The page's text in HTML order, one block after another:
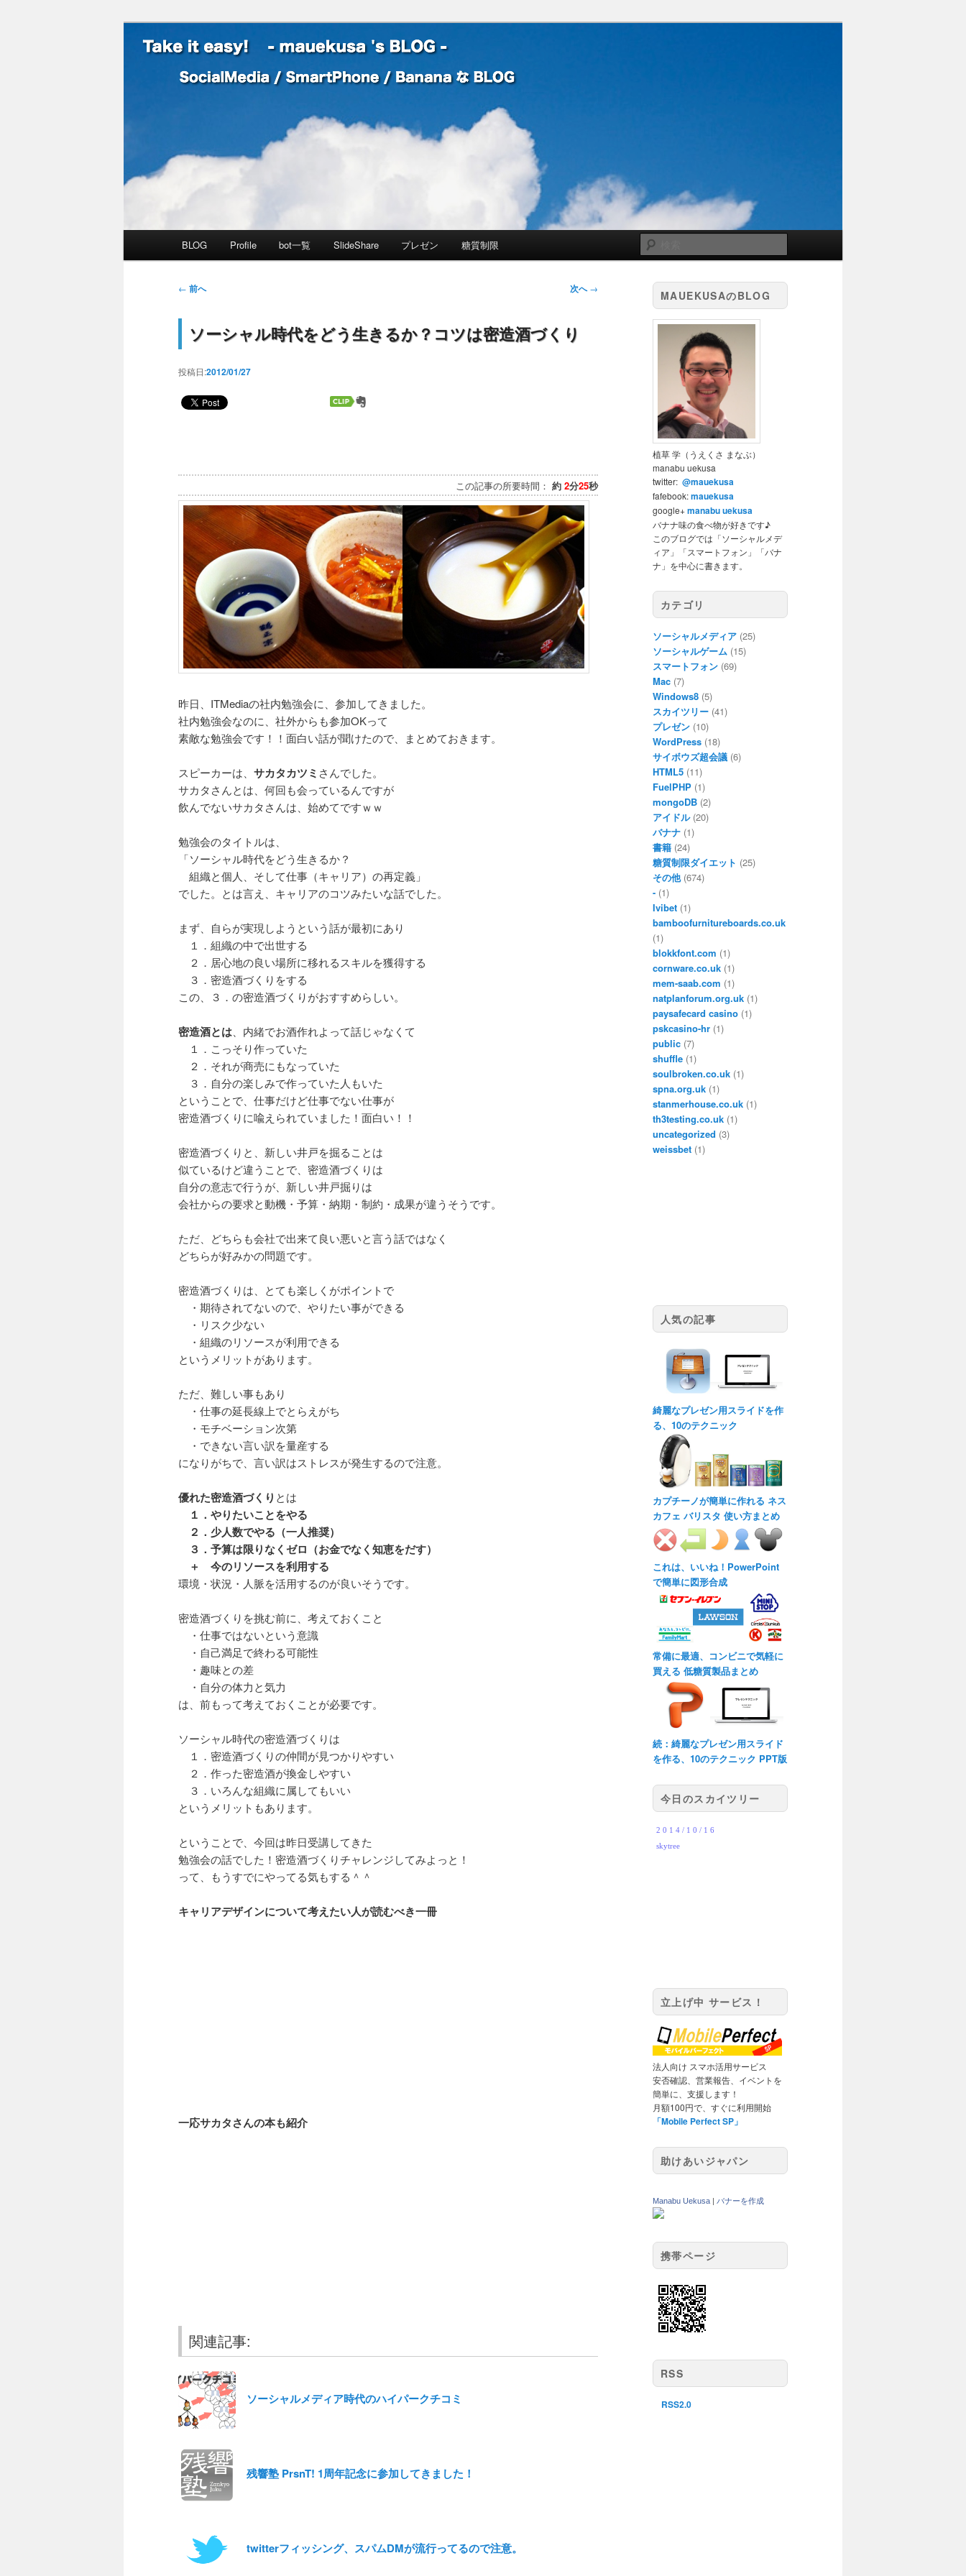
Take it easy! – mauekusa 's BLOG -
索
メインコンテンツへ移動
サブコンテンツへ移動
BLOG Profile bot一覧 SlideShare プレゼン 糖質制限
投稿ナビゲーション
← 前へ 次へ→
ソーシャル時代をどう生きるか？コツは密造酒づくり
投稿日:2012/01/27
この記事の所要時間： 約 2分25秒
昨日、ITMediaの社内勉強会に、参加してきました。
社内勉強会なのに、社外からも参加OKって
素敵な勉強会です！！面白い話が聞けたので、まとめておきます。
スピーカーは、 サカタカツミ さんでした。
サカタさんとは、何回も会っているんですが
飲んでないサカタさんは、始めてですｗｗ
勉強会のタイトルは、
「ソーシャル時代をどう生きるか？
組織と個人、そして仕事（キャリア）の再定義」
でした。とは言え、キャリアのコツみたいな話でした。
まず、自らが実現しようという話が最初にあり
１．組織の中で出世する
２．居心地の良い場所に移れるスキルを獲得する
３．密造酒づくりをする
この、３．の密造酒づくりがおすすめらしい。
密造酒とは、内緒でお酒作れよって話じゃなくて
１．こっそり作っていた
２．それが商売にもなっていた
３．自分の楽しみで作っていた人もいた
ということで、仕事だけど仕事でない仕事が
密造酒づくりに喩えられていました！面白い！！
密造酒づくりと、新しい井戸を掘ることは
似ているけど違うことで、密造酒づくりは
自分の意志で行うが、新しい井戸掘りは
会社からの要求と動機・予算・納期・制約・成果が違うそうです。
ただ、どちらも会社で出来て良い悪いと言う話ではなく
どちらが好みかの問題です。
密造酒づくりは、とても楽しくがポイントで
・期待されてないので、やりたい事ができる
・リスク少ない
・組織のリソースが利用できる
というメリットがあります。
ただ、難しい事もあり
・仕事の延長線上でとらえがち
・モチベーション次第
・できない言い訳を量産する
になりがちで、言い訳はストレスが発生するので注意。
優れた密造酒づくり とは
１．やりたいことをやる
２．少人数でやる（一人推奨）
３．予算は限りなくゼロ（お金でなく知恵をだす）
＋ 今のリソースを利用する
環境・状況・人脈を活用するのが良いそうです。
密造酒づくりを挑む前に、考えておくこと
・仕事ではないという意識
・自己満足で終わる可能性
・趣味との差
・自分の体力と気力
は、前もって考えておくことが必要です。
ソーシャル時代の密造酒づくりは
１．密造酒づくりの仲間が見つかりやすい
２．作った密造酒が換金しやすい
３．いろんな組織に属してもいい
というメリットもあります。
ということで、今回は昨日受講してきた
勉強会の話でした！密造酒づくりチャレンジしてみよっと！
って、もうすでにやってる気もする＾＾
キャリアデザインについて考えたい人が読むべき一冊
一応サカタさんの本も紹介
関連記事:
ソーシャルメディア時代のハイパークチコミ
残響塾 PrsnT! 1周年記念に参加してきました！
twitterフィッシング、スパムDMが流行ってるので注意。
MAUEKUSAのBLOG
植草 学（うえくさ まなぶ）
manabu uekusa
twitter: @mauekusa
fafebook:mauekusa
google+manabu uekusa
バナナ味の食べ物が好きです♪
このブログでは「ソーシャルメデ
ィア」「スマートフォン」「バナ
ナ」を中心に書きます。
カテゴリ
ソーシャルメディア (25)
ソーシャルゲーム (15)
スマートフォン (69)
Mac (7)
Windows8 (5)
スカイツリー (41)
プレゼン (10)
WordPress (18)
サイボウズ超会議 (6)
HTML5 (11)
FuelPHP (1)
mongoDB (2)
アイドル(20)
バナナ (1)
書籍 (24)
糖質制限ダイエット (25)
その他(674)
- (1)
Ivibet (1)
bamboofurnitureboards.co.uk
(1)
blokkfont.com (1)
cornware.co.uk (1)
mem-saab.com (1)
natplanforum.org.uk (1)
paysafecard casino (1)
pskcasino-hr (1)
public (7)
shuffle (1)
soulbroken.co.uk (1)
spna.org.uk (1)
stanmerhouse.co.uk (1)
th3testing.co.uk (1)
uncategorized (3)
weissbet (1)
人気の記事
綺麗なプレゼン用スライドを作
る、10のテクニック
カプチーノが簡単に作れる ネス
カフェ バリスタ 使い方まとめ
これは、いいね！PowerPoint
で簡単に図形合成
常備に最適、コンビニで気軽に
買える 低糖質製品まとめ
続：綺麗なプレゼン用スライド
を作る、10のテクニック PPT版
今日のスカイツリー
立上げ中 サービス！
法人向け スマホ活用サービス
安否確認、営業報告、イベントを
簡単に、支援します！
月額100円で、すぐに利用開始
「Mobile Perfect SP」
助けあいジャパン
Manabu Uekusa バナーを作成
携帯ページ
RSS
RSS2.0